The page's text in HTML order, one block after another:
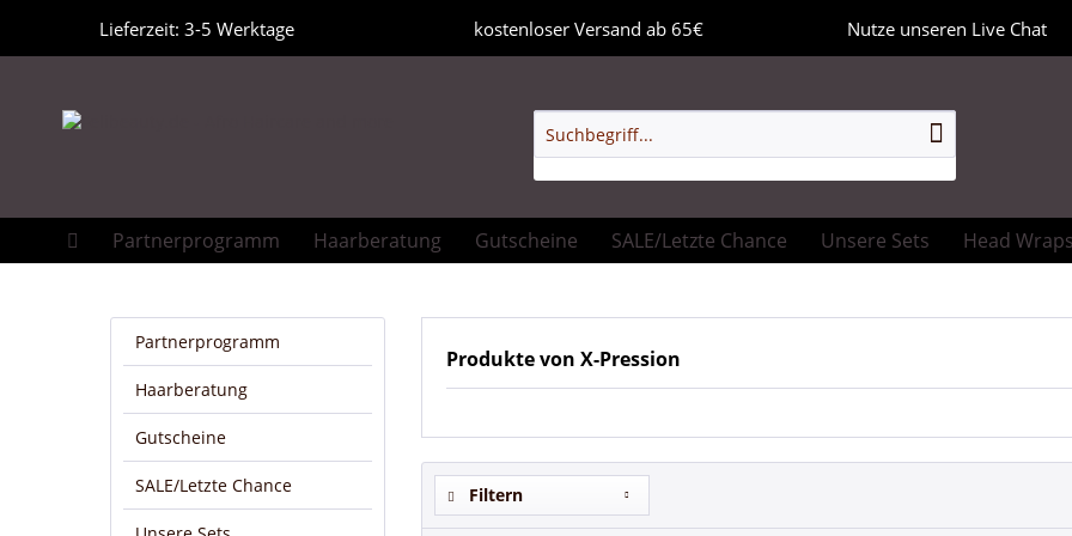
Lieferzeit: 3-5 Werktage kostenloser Versand ab 65€ Nutze unseren Live Chat
Partnerprogramm Haarberatung Gutscheine SALE/Letzte Chance Unsere Sets Head Wraps
Partnerprogramm
Haarberatung
Gutscheine
SALE/Letzte Chance
Produkte von X-Pression
Filtern